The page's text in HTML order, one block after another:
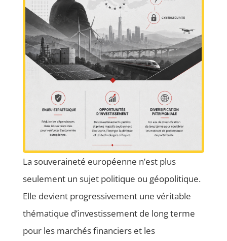
La souveraineté européenne n’est plus
seulement un sujet politique ou géopolitique.
Elle devient progressivement une véritable
thématique d’investissement de long terme
pour les marchés financiers et les